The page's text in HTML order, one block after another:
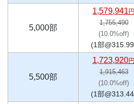
5,000部
1,579,941円
1,755,490
(10.0%off)
(1部
5,500部
1,723,920円
1,915,463
(10.0%off)
(1部